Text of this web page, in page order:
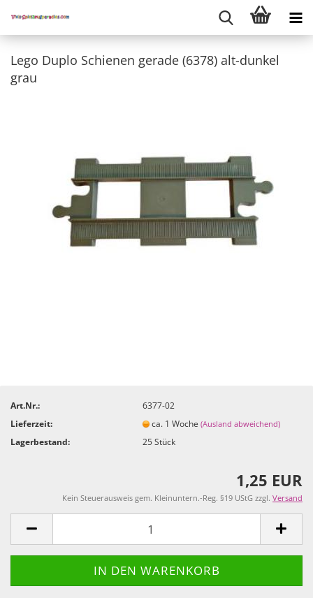
Lego Duplo Schienen gerade (6378) alt-dunkel
grau
Art.Nr.:
6377-02
Lieferzeit:
ca. 1 Woche(Ausland abweichend)
Lagerbestand: 25Stück
1,25 EUR
Kein Steuerausweis gem. Kleinuntern.-Reg. §19 UStG zzgl. Versand